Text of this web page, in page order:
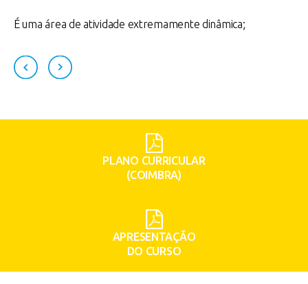
É uma área de atividade extremamente dinâmica;
PLANO CURRICULAR
(COIMBRA)
APRESENTAÇÃO
DO CURSO